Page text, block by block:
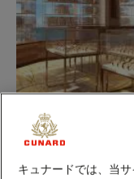
Grand Lobby Boutiques
Carefully curated
キュナードでは、当